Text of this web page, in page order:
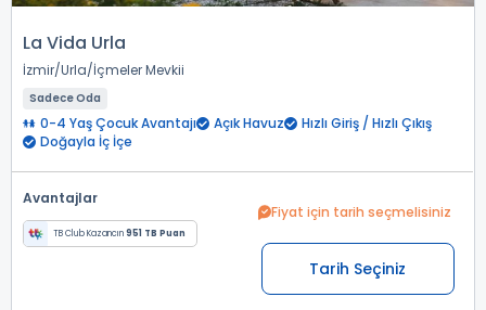
La Vida Urla
İzmir Urla İçmeler Mevkii
Sadece Oda
0-4 Yaş Çocuk Avantajı Açık Havuz
Hızlı Giriş / Hızlı Çıkış
Doğayla İç İçe
Avantajlar
TB Club Kazancın951 TB Puan
Fiyat için tarih seçmelisiniz
Tarih Seçiniz